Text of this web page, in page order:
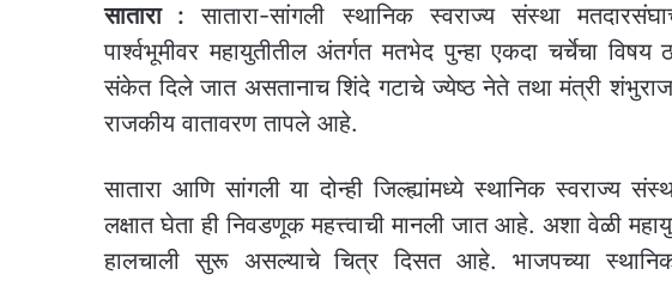
सातारा : सातारा-सांगली स्थानिक स्वराज्य संस्था
पार्श्वभूमीवर महायुतीतील अंतर्गत मतभेद पुन्हा एकदा चर्चेचा
संकेत दिले जात असतानाच शिंदे गटाचे ज्येष्ठ नेते तथा मंत्री शंभुराज
राजकीय वातावरण तापले आहे.
सातारा आणि सांगली या दोन्ही जिल्ह्यांमध्ये स्थानिक स्वराज्य
लक्षात घेता ही निवडणूक महत्त्वाची मानली जात आहे. अशा वेळी
हालचाली सुरू असल्याचे चित्र दिसत आहे. भाजपच्या स्थानिक